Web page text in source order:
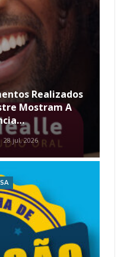
Realizados
Mostram A
28 jul, 2026